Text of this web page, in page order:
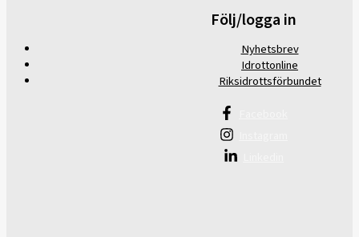
Följ/logga in
Nyhetsbrev
Idrottonline
Riksidrottsförbundet